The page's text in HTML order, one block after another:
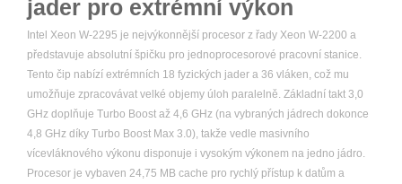
jader pro extrémní výkon
Intel Xeon W-2295 je nejvýkonnější procesor z řady Xeon W-2200 a
představuje absolutní špičku pro jednoprocesorové pracovní stanice.
Tento čip nabízí extrémních 18 fyzických jader a 36 vláken, což mu
umožňuje zpracovávat velké objemy úloh paralelně. Základní takt 3,0
GHz doplňuje Turbo Boost až 4,6 GHz (na vybraných jádrech dokonce
4,8 GHz díky Turbo Boost Max 3.0), takže vedle masivního
vícevláknového výkonu disponuje i vysokým výkonem na jedno jádro.
Procesor je vybaven 24,75 MB cache pro rychlý přístup k datům a